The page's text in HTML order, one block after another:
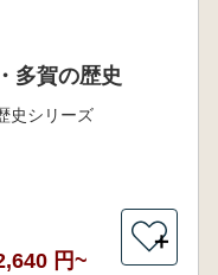
多賀の歴史
史シリーズ
円~
＋